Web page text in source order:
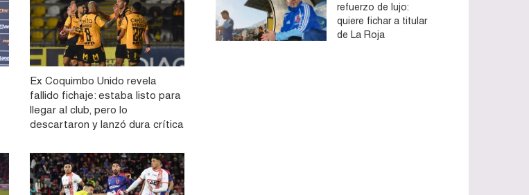
Ex Coquimbo Unido revela
fallido fichaje: estaba listo para
llegar al club, pero lo
descartaron y lanzó dura crítica
refuerzo de lujo:
quiere fichar a titular
de La Roja